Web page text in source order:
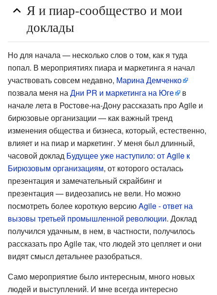
Я и пиар-сообщество и мои
доклады
Но для начала — несколько слов о том, как я туда
попал. В мероприятиях пиара и маркетинга я начал
участвовать совсем недавно, Марина Демченко
позвала меня на Дни PR и маркетинга на Юге
в
начале лета в Ростове-на-Дону рассказать про Agile и
бирюзовые организации — как важный тренд
изменения общества и бизнеса, который, естественно,
влияет и на пиар и маркетинг. У меня был длинный,
часовой доклад Будущее уже наступило: от Agile к
Бирюзовым организациям, от которого осталась
презентация и замечательный скрайбинг и
презентация — видеозапись не вели. Но можно
посмотреть более короткую версиюAgile - ответ на
вызовы третьей промышленной революции. Доклад
получился удачным, в нем, в частности, получилось
рассказать про Agile так, что людей это цепляет и они
видят смысл детальнее разобраться.
Само мероприятие было интересным, много новых
людей и выступлений. И мне всегда интересно